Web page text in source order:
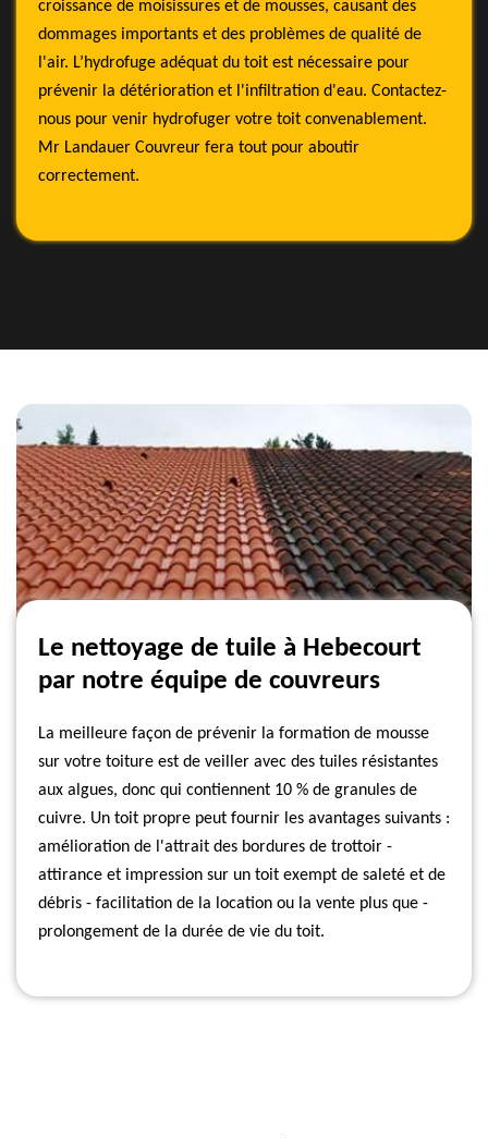
croissance de moisissures et de mousses, causant des
dommages importants et des problèmes de qualité de
l'air. L’hydrofuge adéquat du toit est nécessaire pour
prévenir la détérioration et l'infiltration d'eau. Contactez-
nous pour venir hydrofuger votre toit convenablement.
Mr Landauer Couvreur fera tout pour aboutir
correctement.
Le nettoyage de tuile à Hebecourt
par notre équipe de couvreurs
La meilleure façon de prévenir la formation de mousse
sur votre toiture est de veiller avec des tuiles résistantes
aux algues, donc qui contiennent 10 % de granules de
cuivre. Un toit propre peut fournir les avantages suivants :
amélioration de l'attrait des bordures de trottoir -
attirance et impression sur un toit exempt de saleté et de
débris - facilitation de la location ou la vente plus que -
prolongement de la durée de vie du toit.